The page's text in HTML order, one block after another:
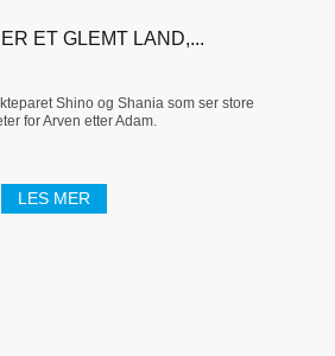
ET GLEMT LAND,...
Shino og Shania som ser store
for Arven etter Adam.
LES MER